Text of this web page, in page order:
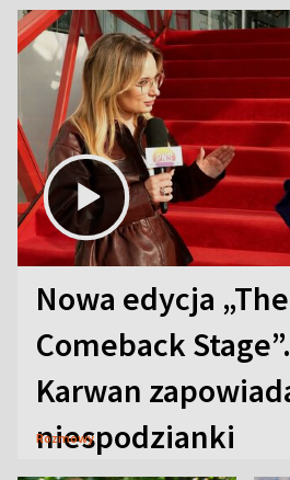
Nowa edycja
Comeback
Karwan
niespodzianki
Rozmowy